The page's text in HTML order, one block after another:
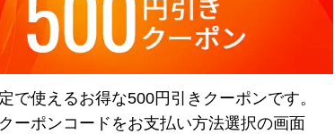
よく買われるお客様へ
)をしていただくことで、
がご利用いただけます。
や買う予定の商品を
トに入れることで商品検索をしなくても
ただけます。
で使えるお得な500円引きクーポンです。
ーポンコードをお支払い方法選択の画面